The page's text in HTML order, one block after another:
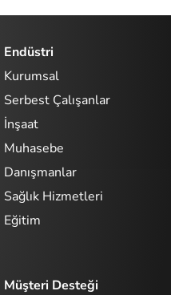
Endüstri
Kurumsal
Serbest Çalışanlar
İnşaat
Muhasebe
Danışmanlar
Sağlık Hizmetleri
Eğitim
Müşteri Desteği